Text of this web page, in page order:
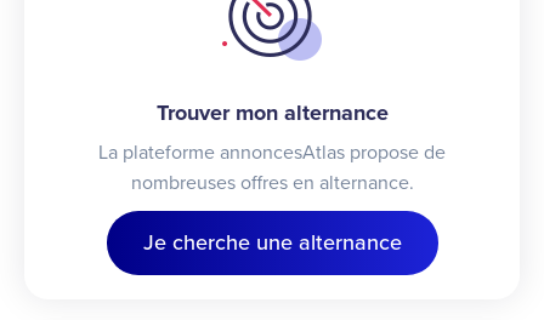
Trouver mon alternance
La plateforme annoncesAtlas propose de
nombreuses offres en alternance.
Je cherche une alternance